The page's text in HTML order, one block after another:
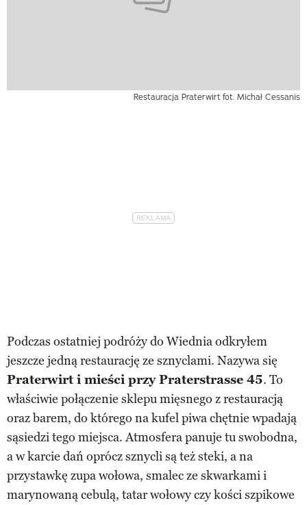
Restauracja Praterwirt fot. Michał Cessanis
Podczas ostatniej podróży do Wiednia odkryłem
jeszcze jedną restaurację ze sznyclami. Nazywa się
Praterwirt i mieści przy Praterstrasse 45. To
właściwie połączenie sklepu mięsnego z restauracją
oraz barem, do którego na kufel piwa chętnie wpadają
sąsiedzi tego miejsca. Atmosfera panuje tu swobodna,
a w karcie dań oprócz sznycli są też steki, a na
przystawkę zupa wołowa, smalec ze skwarkami i
marynowaną cebulą, tatar wołowy czy kości szpikowe